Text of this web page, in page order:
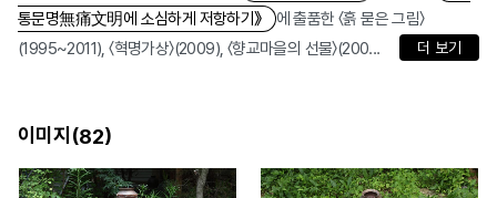
통문명無痛文明에 소심하게 저항하기》
에 출품한 〈흙 묻은 그림〉
(1995~2011), 〈혁명가상〉(2009), 〈향교마을의 선물〉(200...
더 보기
이미지(82)